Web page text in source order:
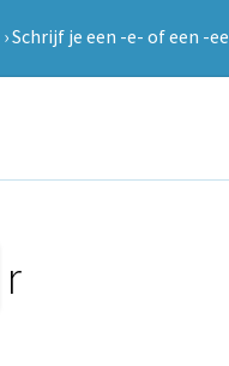
›Schrijf je een -e- of een -
r